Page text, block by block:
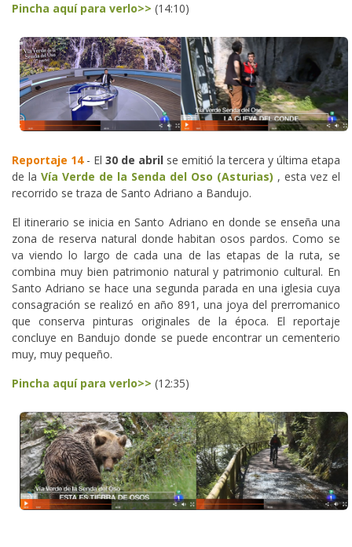
Pincha aquí para verlo>> (14:10)
Reportaje 14- El 30 de abril se emitió la tercera y última etapa
de la Vía Verde de la Senda del Oso (Asturias) , esta vez el
recorrido se traza de Santo Adriano a Bandujo.
El itinerario se inicia en Santo Adriano en donde se enseña una
zona de reserva natural donde habitan osos pardos. Como se
va viendo lo largo de cada una de las etapas de la ruta, se
combina muy bien patrimonio natural y patrimonio cultural. En
Santo Adriano se hace una segunda parada en una iglesia cuya
consagración se realizó en año 891, una joya del prerromanico
que conserva pinturas originales de la época. El reportaje
concluye en Bandujo donde se puede encontrar un cementerio
muy, muy pequeño.
Pincha aquí para verlo>> (12:35)